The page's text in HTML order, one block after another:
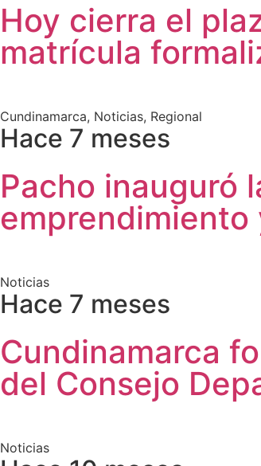
Hoy cierra el
matrícula
Cundinamarca, Noticias, Regional
Hace 7 meses
Pacho inauguró
Noticias
Hace 7 meses
Cundinamarca
del Consejo
Noticias